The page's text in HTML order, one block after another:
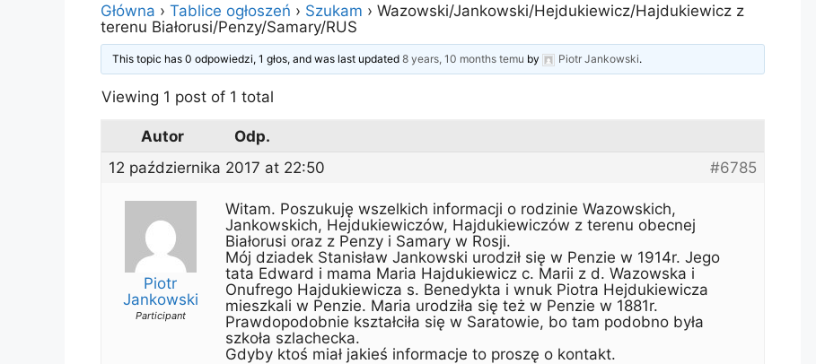
Główna › Tablice ogłoszeń › Szukam › Wazowski/Jankowski/Hejdukiewicz/Hajdukiewicz z
terenu Białorusi/Penzy/Samary/RUS
This topic has 0 odpowiedzi, 1 głos, and was last updated8 years, 10 months temu by Piotr Jankowski.
Viewing 1 post of 1 total
Autor
Odp.
12 października 2017 at 22:50
#6785
Piotr
Jankowski
Participant
Witam. Poszukuję wszelkich informacji o rodzinie Wazowskich,
Jankowskich, Hejdukiewiczów, Hajdukiewiczów z terenu obecnej
Białorusi oraz z Penzy i Samary w Rosji.
Mój dziadek Stanisław Jankowski urodził się w Penzie w 1914r. Jego
tata Edward i mama Maria Hajdukiewicz c. Marii z d. Wazowska i
Onufrego Hajdukiewicza s. Benedykta i wnuk Piotra Hejdukiewicza
mieszkali w Penzie. Maria urodziła się też w Penzie w 1881r.
Prawdopodobnie kształciła się w Saratowie, bo tam podobno była
szkoła szlachecka.
Gdyby ktoś miał jakieś informacje to proszę o kontakt.